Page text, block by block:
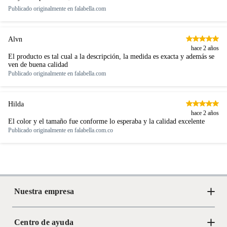
Antideslizante
Publicado originalmente en falabella.com
Alvn
hace 2 años
El producto es tal cual a la descripción, la medida es exacta y además se
ven de buena calidad
Publicado originalmente en falabella.com
Hilda
hace 2 años
El color y el tamaño fue conforme lo esperaba y la calidad excelente
Publicado originalmente en falabella.com.co
Nuestra empresa
Acerca de Crate
Centro de ayuda